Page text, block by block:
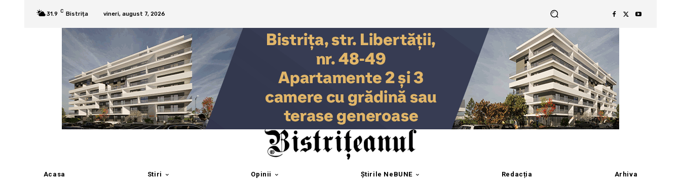
31.9 C Bistrița vineri, august 7, 2026
Acasa Stiri Opinii Știrile NeBUNE Redacția Arhiva